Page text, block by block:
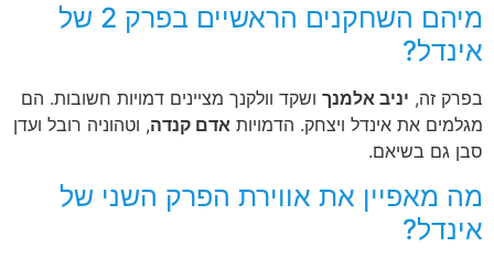
מיהם השחקנים הראשיים בפרק 2 של
אינדל?
בפרק זה, יניב אלמנך ושקד וולקנך מציינים דמויות חשובות. הם
מגלמים את אינדל ויצחק. הדמויות אדם קנדה, וטהוניה רובל ועדן
סבן גם בשיאם.
מה מאפיין את אווירת הפרק השני של
אינדל?